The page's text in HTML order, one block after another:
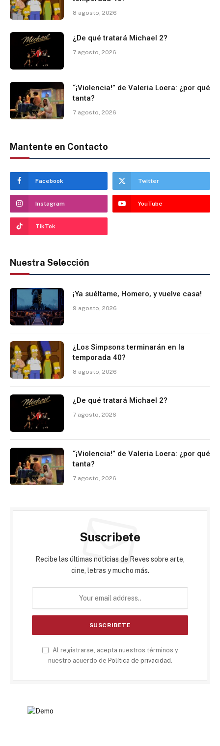
8 agosto, 2026
¿De qué tratará Michael 2?
7 agosto, 2026
“¡Violencia!” de Valeria Loera: ¿por qué
tanta?
7 agosto, 2026
Mantente en Contacto
Facebook Twitter
Instagram YouTube
TikTok
Nuestra Selección
¡Ya suéltame, Homero, y vuelve casa!
9 agosto, 2026
¿Los Simpsons terminarán en la
temporada 40?
8 agosto, 2026
¿De qué tratará Michael 2?
7 agosto, 2026
“¡Violencia!” de Valeria Loera: ¿por qué
tanta?
7 agosto, 2026
Suscribete
Recibe las últimas noticias de Reves sobre arte,
cine, letras y mucho más.
Al registrarse, acepta nuestros términos y
nuestro acuerdo de Política de privacidad